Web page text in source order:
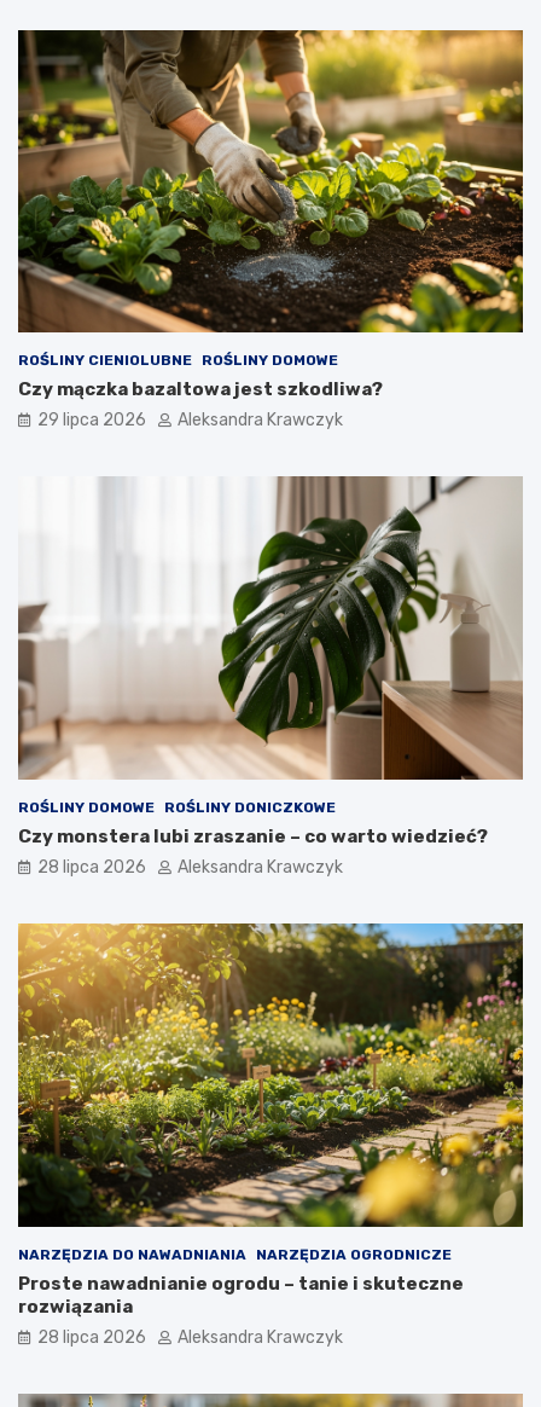
ROŚLINY CIENIOLUBNE ROŚLINY DOMOWE
Czy mączka bazaltowa jest szkodliwa?
29 lipca 2026 Aleksandra Krawczyk
ROŚLINY DOMOWE ROŚLINY DONICZKOWE
Czy monstera lubi zraszanie – co warto wiedzieć?
28 lipca 2026 Aleksandra Krawczyk
NARZĘDZIA DO NAWADNIANIA NARZĘDZIA OGRODNICZE
Proste nawadnianie ogrodu – tanie i skuteczne
rozwiązania
28 lipca 2026 Aleksandra Krawczyk